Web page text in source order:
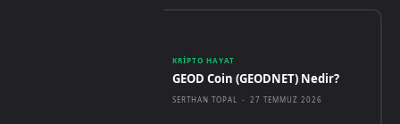
KRIPTO HAYAT
GEOD Coin (GEODNET) Nedir?
SERTHAN TOPAL - 27 TEMMUZ 2026